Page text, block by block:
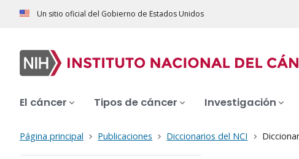
Un sitio oficial del Gobierno de Estados Unidos
El cáncer Tipos de cáncer Investigación
Página principal Publicaciones Diccionarios del NCI